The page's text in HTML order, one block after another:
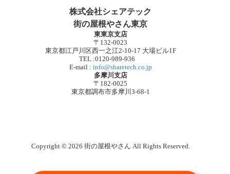
株式会社シェアテック
街の屋根やさん東京
東東京支店
〒132-0023
東京都江戸川区西一之江2-10-17 大場ビル1F
TEL :0120-989-936
E-mail : info@sharetech.co.jp
多摩川支店
〒182-0025
東京都調布市多摩川3-68-1
Copyright © 2026 街の屋根やさん All Rights Reserved.